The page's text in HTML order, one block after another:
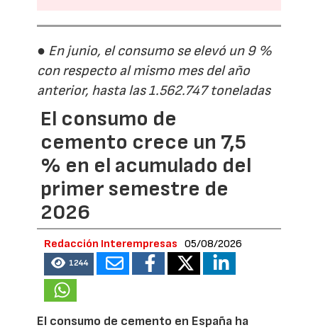
● En junio, el consumo se elevó un 9 %
con respecto al mismo mes del año
anterior, hasta las 1.562.747 toneladas
El consumo de
cemento crece un 7,5
% en el acumulado del
primer semestre de
2026
Redacción Interempresas 05/08/2026
1244
El consumo de cemento en España ha